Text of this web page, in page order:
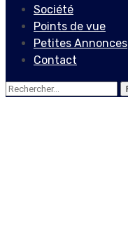
Société
Points de vue
Petites Annonces
Contact
Rechercher :